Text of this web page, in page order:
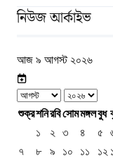
নিউজ আর্কাইভ
আজ ৯ আগস্ট ২০২৬
শুক্রশনিরবিসোমমঙ্গলবুধ
১
২ ৩ ৪ ৫
৭
৮ ৯ ১০ ১১ ১২